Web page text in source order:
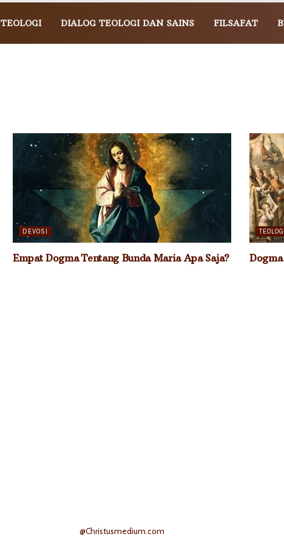
TEOLOGI DIALOG TEOLOGI DAN SAINS FILSAFAT
DEVOSI
Empat Dogma Tentang Bunda Maria Apa Saja?
@Christusmedium.com